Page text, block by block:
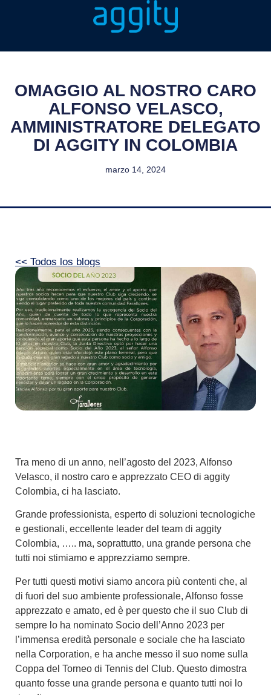
OMAGGIO AL NOSTRO CARO
ALFONSO VELASCO,
AMMINISTRATORE DELEGATO
DI AGGITY IN COLOMBIA
marzo 14, 2024
<< Todos los blogs
Tra meno di un anno, nell’agosto del 2023, Alfonso
Velasco, il nostro caro e apprezzato CEO di aggity
Colombia, ci ha lasciato.
Grande professionista, esperto di soluzioni tecnologiche
e gestionali, eccellente leader del team di aggity
Colombia, ….. ma, soprattutto, una grande persona che
tutti noi stimiamo e apprezziamo sempre.
Per tutti questi motivi siamo ancora più contenti che, al
di fuori del suo ambiente professionale, Alfonso fosse
apprezzato e amato, ed è per questo che il suo Club di
sempre lo ha nominato Socio dell’Anno 2023 per
l’immensa eredità personale e sociale che ha lasciato
nella Corporation, e ha anche messo il suo nome sulla
Coppa del Torneo di Tennis del Club. Questo dimostra
quanto fosse una grande persona e quanto tutti noi lo